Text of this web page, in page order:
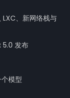
、新网络栈与
5.0 发布
模型